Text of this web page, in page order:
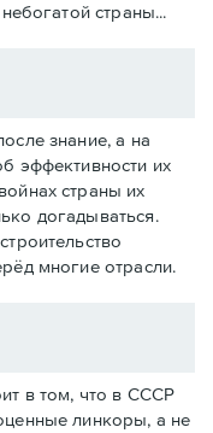
страны...
знание, а на
эффективности их
страны их
догадываться.
многие отрасли.
в том, что в СССР
линкоры, а не